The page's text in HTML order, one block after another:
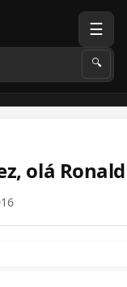
🔍
☰
olá